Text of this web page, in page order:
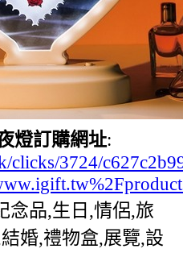
燈訂購網址:
clicks/3724/
念品,生日,情侶,旅
婚,禮物盒,展覽,設